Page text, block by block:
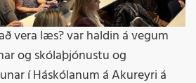
vera læs? var haldin á vegum
og skólaþjónustu og
í Háskólanum á Akureyri á